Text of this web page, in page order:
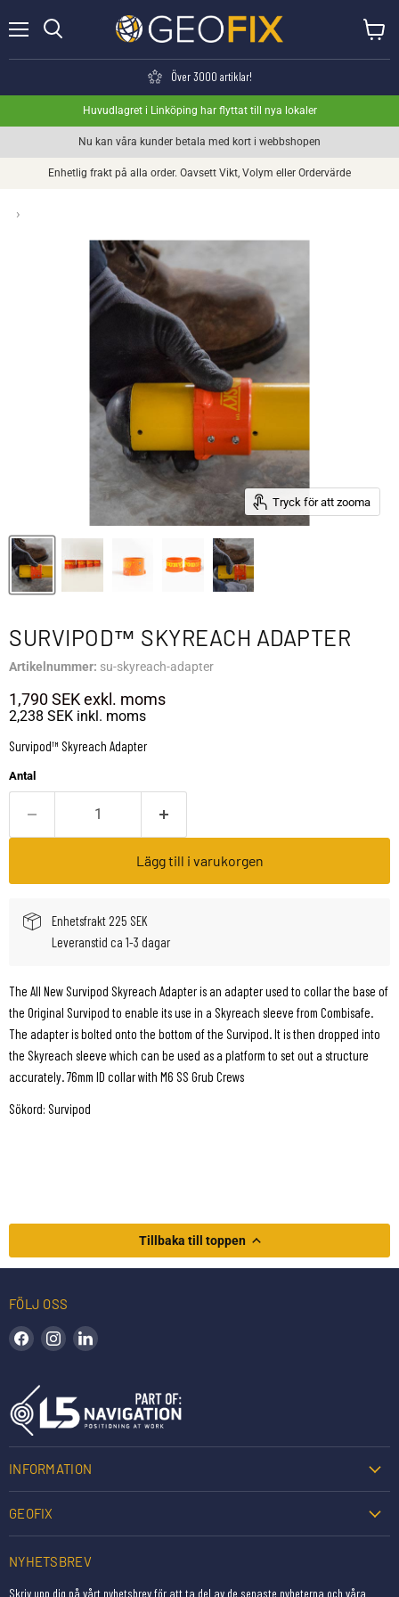
Över 3000 artiklar!
Huvudlagret i Linköping har flyttat till nya lokaler
Nu kan våra kunder betala med kort i webbshopen
Enhetlig frakt på alla order. Oavsett Vikt, Volym eller Ordervärde
›
Tryck för att zooma
SURVIPOD™ SKYREACH ADAPTER
Artikelnummer: su-skyreach-adapter
1,790 SEKexkl. moms
2,238 SEK inkl. moms
Survipod™ Skyreach Adapter
Antal
Lägg till i varukorgen
Enhetsfrakt 225 SEK
Leveranstid ca 1-3 dagar
The All New Survipod Skyreach Adapter is an adapter used to collar the base of
the Original Survipod to enable its use in a Skyreach sleeve from Combisafe.
The adapter is bolted onto the bottom of the Survipod. It is then dropped into
the Skyreach sleeve which can be used as a platform to set out a structure
accurately. 76mm ID collar with M6 SS Grub Crews
Sökord: Survipod
Tillbaka till toppen
FÖLJ OSS
Hitta oss på Facebook
Hitta oss på Instagram
INFORMATION
GEOFIX
NYHETSBREV
Skriv upp dig på vårt nyhetsbrev för att ta del av de senaste nyheterna och våra